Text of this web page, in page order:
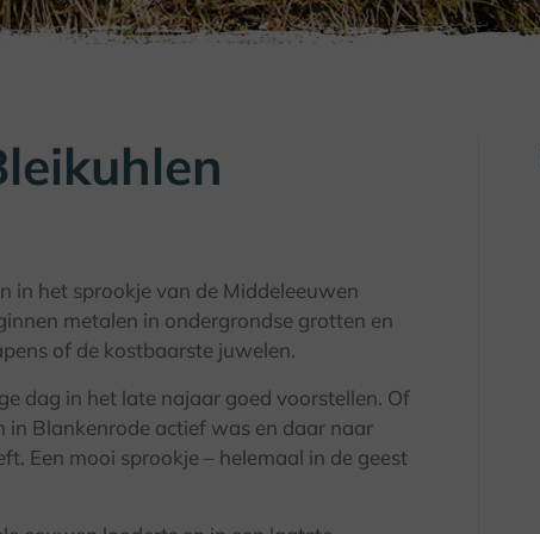
in het sprookje van de Middeleeuwen
metalen in ondergrondse grotten en
of de kostbaarste juwelen.
dag in het late najaar goed voorstellen. Of
in Blankenrode actief was en daar naar
Een mooi sprookje – helemaal in de geest